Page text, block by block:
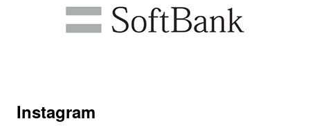
Instagram